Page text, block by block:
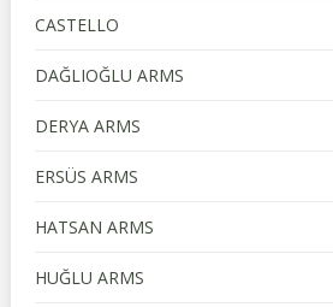
CASTELLO
DAĞLIOĞLU ARMS
DERYA ARMS
ERSÜS ARMS
HATSAN ARMS
HUĞLU ARMS